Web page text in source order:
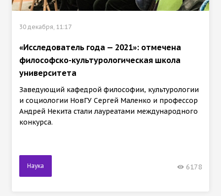
30 декабря, 11:17
«Исследователь года — 2021»: отмечена
философско-культурологическая школа
университета
Заведующий кафедрой философии, культурологии
и социологии НовГУ Сергей Маленко и профессор
Андрей Некита стали лауреатами международного
конкурса.
Наука 6178